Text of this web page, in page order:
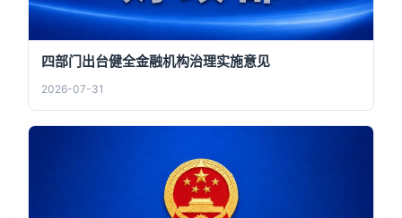
四部门出台健全金融机构治理实施意见
2026-07-31